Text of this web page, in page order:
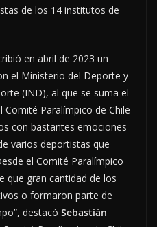
de los 14 institutos de
en abril de 2023 un
el Ministerio del Deporte y
(IND), al que se suma el
Paralímpico de Chile
con bastantes emociones
varios deportistas que
el Comité Paralímpico
que gran cantidad de los
o formaron parte de
destacó Sebastián